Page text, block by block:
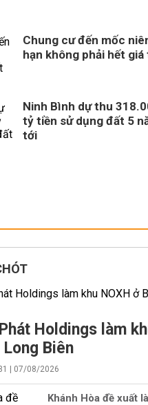
Chung cư đến mốc
hạn không phải hết giá
Ninh Bình dự thu
tỷ tiền sử dụng đất 5
tới
Holdings làm
Biên
| 07/08/2026
Khánh Hòa đề xuất